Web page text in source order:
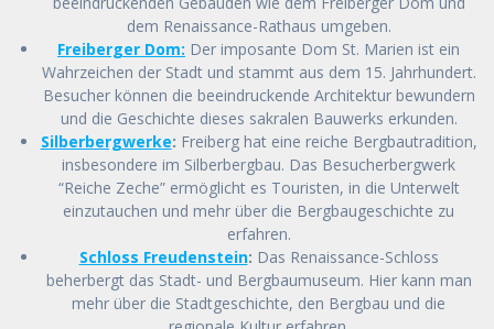
dem Renaissance-Rathaus umgeben.
Freiberger Dom: Der imposante Dom St. Marien ist ein
Wahrzeichen der Stadt und stammt aus dem 15. Jahrhundert.
Besucher können die beeindruckende Architektur bewundern
und die Geschichte dieses sakralen Bauwerks erkunden.
Silberbergwerke: Freiberg hat eine reiche Bergbautradition,
insbesondere im Silberbergbau. Das Besucherbergwerk
“Reiche Zeche” ermöglicht es Touristen, in die Unterwelt
einzutauchen und mehr über die Bergbaugeschichte zu
erfahren.
Schloss Freudenstein: Das Renaissance-Schloss
beherbergt das Stadt- und Bergbaumuseum. Hier kann man
mehr über die Stadtgeschichte, den Bergbau und die